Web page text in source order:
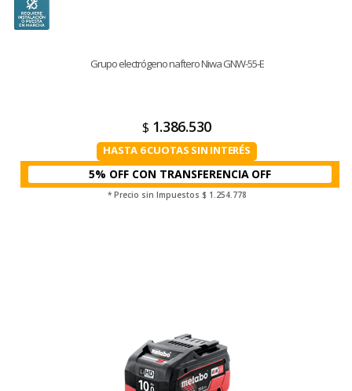
Grupo electrógeno naftero Niwa GNW-55-E
$ 1.386.530
HASTA 6 CUOTAS SIN INTERÉS
5% OFF CON TRANSFERENCIA
* Precio sin Impuestos $ 1.254.778